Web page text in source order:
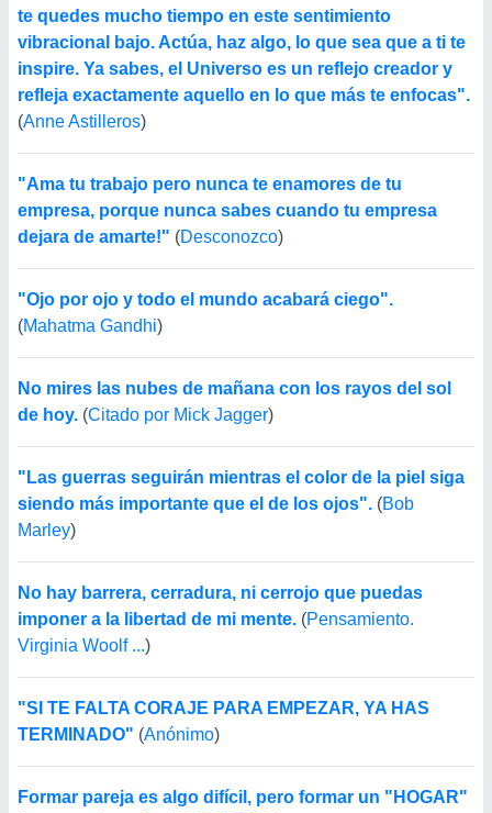
te quedes mucho tiempo en este sentimiento
vibracional bajo. Actúa, haz algo, lo que sea que a ti te
inspire. Ya sabes, el Universo es un reflejo creador y
refleja exactamente aquello en lo que más te enfocas".
(Anne Astilleros)
"Ama tu trabajo pero nunca te enamores de tu
empresa, porque nunca sabes cuando tu empresa
dejara de amarte!" (Desconozco)
"Ojo por ojo y todo el mundo acabará ciego".
(Mahatma Gandhi)
No mires las nubes de mañana con los rayos del sol
de hoy. (Citado por Mick Jagger)
"Las guerras seguirán mientras el color de la piel siga
siendo más importante que el de los ojos". (Bob
Marley)
No hay barrera, cerradura, ni cerrojo que puedas
imponer a la libertad de mi mente. (Pensamiento.
Virginia Woolf ...)
"SI TE FALTA CORAJE PARA EMPEZAR, YA HAS
TERMINADO" (Anónimo)
Formar pareja es algo difícil, pero formar un "HOGAR"